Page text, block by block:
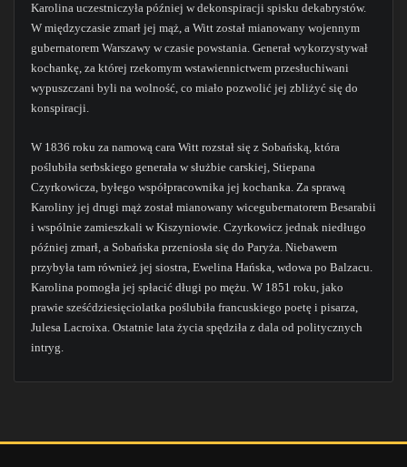
Karolina uczestniczyła później w dekonspiracji spisku dekabrystów.
W międzyczasie zmarł jej mąż, a Witt został mianowany wojennym
gubernatorem Warszawy w czasie powstania. Generał wykorzystywał
kochankę, za której rzekomym wstawiennictwem przesłuchiwani
wypuszczani byli na wolność, co miało pozwolić jej zbliżyć się do
konspiracji.
W 1836 roku za namową cara Witt rozstał się z Sobańską, która
poślubiła serbskiego generała w służbie carskiej, Stiepana
Czyrkowicza, byłego współpracownika jej kochanka. Za sprawą
Karoliny jej drugi mąż został mianowany wicegubernatorem Besarabii
i wspólnie zamieszkali w Kiszyniowie. Czyrkowicz jednak niedługo
później zmarł, a Sobańska przeniosła się do Paryża. Niebawem
przybyła tam również jej siostra, Ewelina Hańska, wdowa po Balzacu.
Karolina pomogła jej spłacić długi po mężu. W 1851 roku, jako
prawie sześćdziesięciolatka poślubiła francuskiego poetę i pisarza,
Julesa Lacroixa. Ostatnie lata życia spędziła z dala od politycznych
intryg.